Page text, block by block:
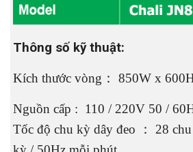
Thông số kỹ thuật:
Kích thước vòng： 850W x
Nguồn cấp : 110 / 220V 50 /
Tốc độ chu kỳ dây đeo ： 28